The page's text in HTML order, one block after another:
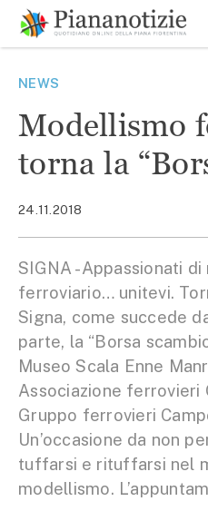
contenuto
SEARCH
NEWS
Modellismo
torna la
24.11.2018
SIGNA -Appassionati
ferroviario… unitevi.
Signa, come succede
parte, la “Borsa
Museo Scala Enne
Associazione ferrovieri
Gruppo ferrovieri
Un’occasione da non
tuffarsi e rituffarsi nel
modellismo.